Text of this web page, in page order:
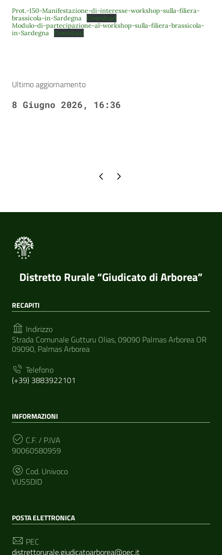
Prot.-150-Manifestazione-di-interesse-workshop-sulla-filiera-
brassicola-in-Sardegna
Download
Modulo-di-partecipazione-al-workshop-sulla-filiera-brassicola-
in-Sardegna
Download
Ultimo aggiornamento
8 Giugno 2026, 16:36
Pagina precedente
Pagina successiva
Distretto Rurale “Giudicato di Arborea”
RECAPITI
Indirizzo
Strada Comunale Gutturu Olias, 09090 Palmas Arborea OR
09090, Palmas Arborea
Telefono
(+39) 3883922101
INFORMAZIONI
C.F. / P.IVA
90060580959
Cod. Univoco
VUS5DID
POSTA ELETTRONICA
PEC
distrettorurale.giudicatoarborea@pec.it